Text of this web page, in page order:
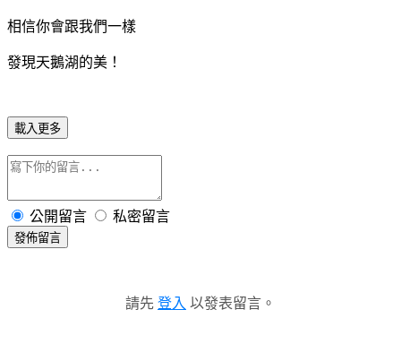
相信你會跟我們一樣
發現天鵝湖的美！
載入更多
公開留言 私密留言
發佈留言
請先 登入 以發表留言。